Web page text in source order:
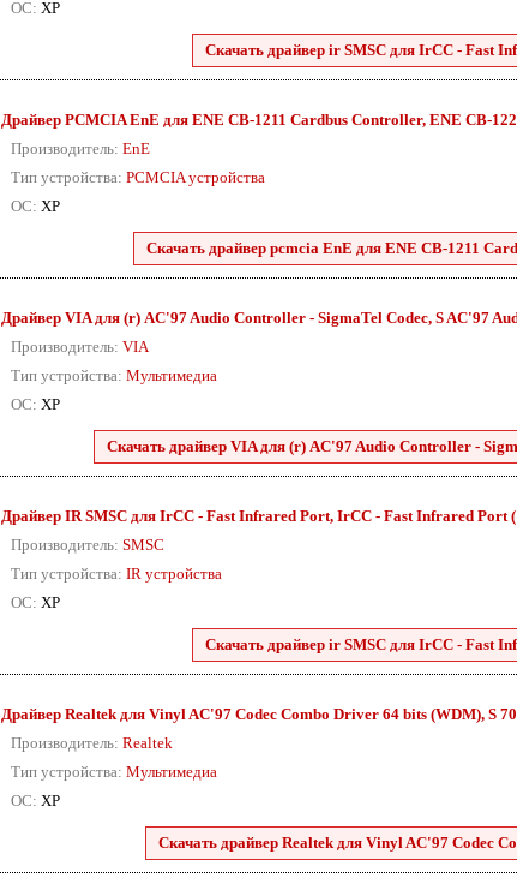
ОС: XP
Скачать драйвер ir SMSC для IrCC - Fast
Драйвер PCMCIA EnE для ENE CB-1211 Cardbus Controller, ENE CB-
Производитель: EnE
Тип устройства: PCMCIA устройства
ОС: XP
Скачать драйвер pcmcia EnE для ENE CB-1211
Драйвер VIA для (r) AC'97 Audio Controller - SigmaTel Codec, S AC'97
Производитель: VIA
Тип устройства: Мультимедиа
ОС: XP
Скачать драйвер VIA для (r) AC'97 Audio Controller -
Драйвер IR SMSC для IrCC - Fast Infrared Port, IrCC - Fast Infrared Port
Производитель: SMSC
Тип устройства: IR устройства
ОС: XP
Скачать драйвер ir SMSC для IrCC - Fast
Драйвер Realtek для Vinyl AC'97 Codec Combo Driver 64 bits (WDM), S
Производитель: Realtek
Тип устройства: Мультимедиа
ОС: XP
Скачать драйвер Realtek для Vinyl AC'97 Codec